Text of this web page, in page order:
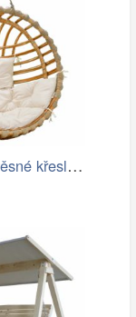
Proutěné závěsné křeslo Elis, přírodní…